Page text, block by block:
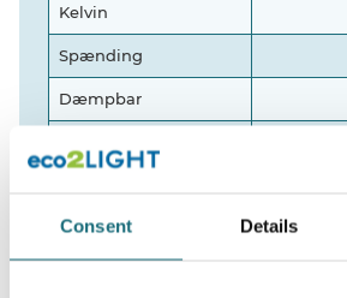
Consent Details
Kelvin
Spænding
Dæmpbar
Tilslutning